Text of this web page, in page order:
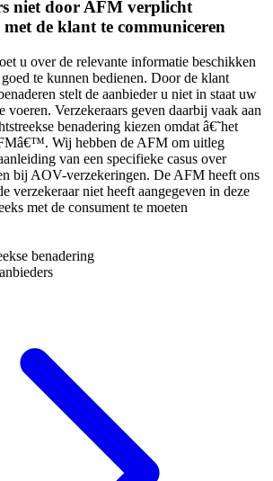
niet door AFM verplicht
met de klant te communiceren
u over de relevante informatie beschikken
te kunnen bedienen. Door de klant
stelt de aanbieder u niet in staat uw
voeren. Verzekeraars geven daarbij vaak aan
benadering kiezen omdat â€˜het
Wij hebben de AFM om uitleg
van een specifieke casus over
bij AOV-verzekeringen. De AFM heeft ons
verzekeraar niet heeft aangegeven in deze
met de consument te moeten
benadering